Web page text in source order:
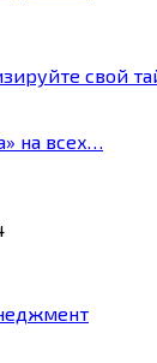
свой
на всех…